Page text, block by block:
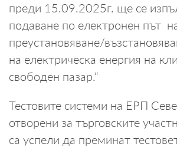
преди 15.09.2025г. ще се
подаване по електронен път
преустановяване/
на електрическа енергия на
свободен пазар.“
Тестовите системи на ЕРП
отворени за търговските
са успели да преминат